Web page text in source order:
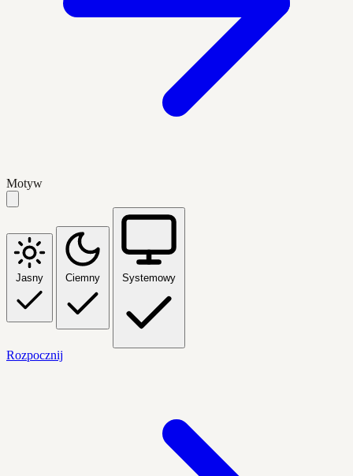
Motyw
Jasny Ciemny Systemowy
Rozpocznij